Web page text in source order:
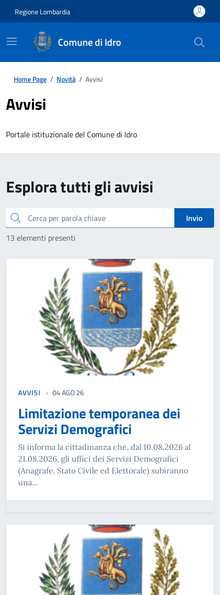
Regione Lombardia
Comune di Idro
Home Page / Novità / Avvisi
Avvisi
Portale istituzionale del Comune di Idro
Esplora tutti gli avvisi
cerca
Invio
13 elementi presenti
AVVISI 04 AGO 26
Limitazione temporanea dei
Servizi Demografici
Si informa la cittadinanza che, dal 10.08.2026 al
21.08.2026, gli uffici dei Servizi Demografici
(Anagrafe, Stato Civile ed Elettorale) subiranno
una...